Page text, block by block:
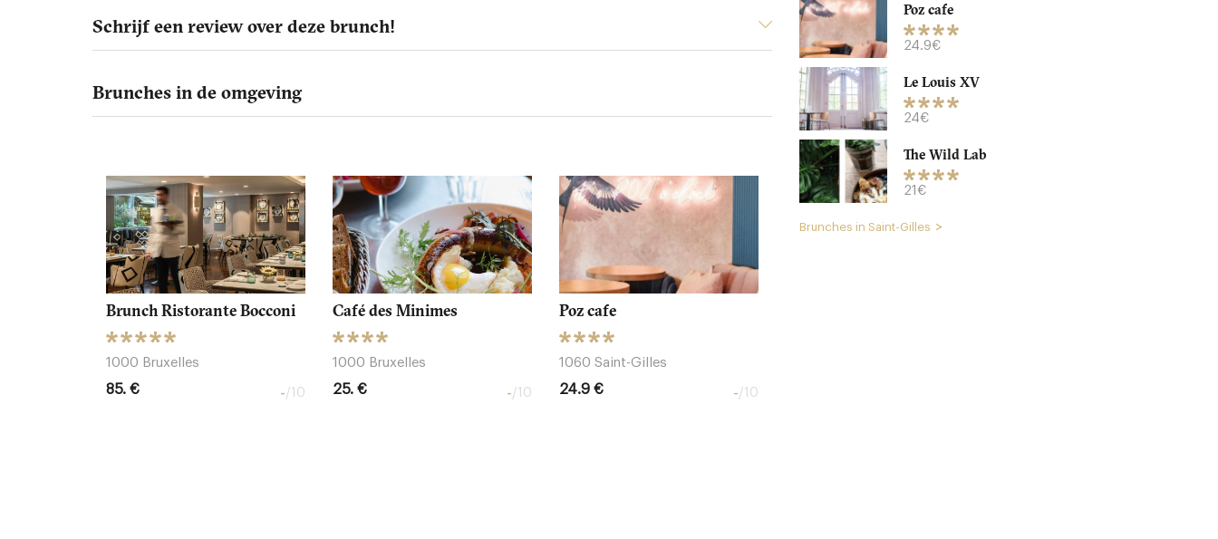
Schrijf een review over deze brunch!
Brunches in de omgeving
Brunch Ristorante Bocconi
1000 Bruxelles
85. € -/10
Café des Minimes
1000 Bruxelles
25. € -/10
Poz cafe
1060 Saint-Gilles
24.9 € -/10
Poz cafe
24.9€
Le Louis XV
24€
The Wild Lab
21€
Brunches in Saint-Gilles